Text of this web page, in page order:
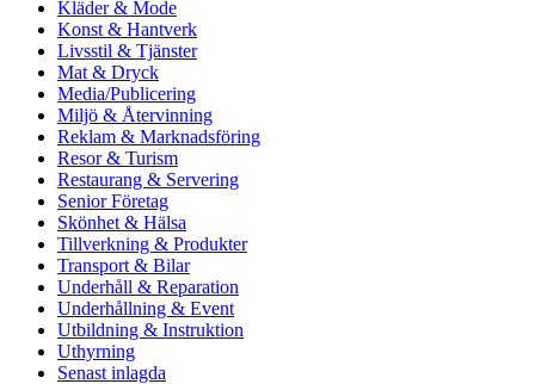
Kläder & Mode
Konst & Hantverk
Livsstil & Tjänster
Mat & Dryck
Media/Publicering
Miljö & Återvinning
Reklam & Marknadsföring
Resor & Turism
Restaurang & Servering
Senior Företag
Skönhet & Hälsa
Tillverkning & Produkter
Transport & Bilar
Underhåll & Reparation
Underhållning & Event
Utbildning & Instruktion
Uthyrning
Senast inlagda